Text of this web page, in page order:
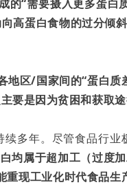
的“需要摄入更多蛋
高蛋白食物的过分倾
地区/国家间的“蛋白
要是因为贫困和获取途
多年。尽管食品行
均属于超加工（过度
现工业化时代食品生